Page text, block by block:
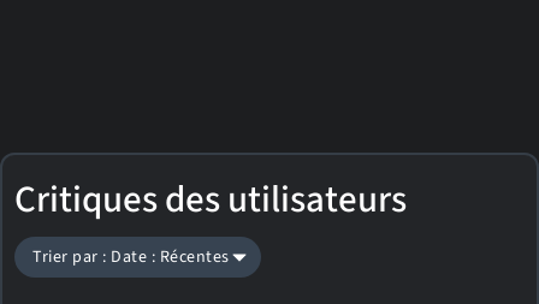
Critiques des utilisateurs
Trier par : Date : Récentes